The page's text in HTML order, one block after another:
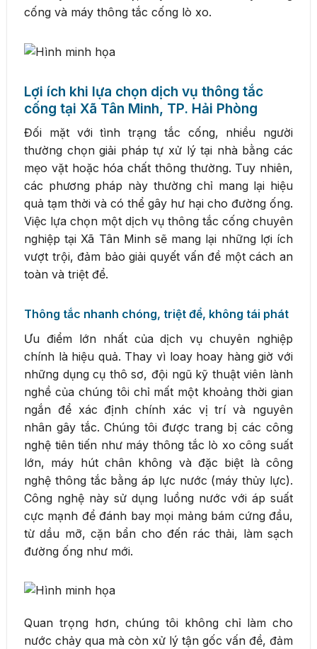
cống và máy thông tắc cống lò xo.
Lợi ích khi lựa chọn dịch vụ thông tắc
cống tại Xã Tân Minh, TP. Hải Phòng
Đối mặt với tình trạng tắc cống, nhiều người
thường chọn giải pháp tự xử lý tại nhà bằng các
mẹo vặt hoặc hóa chất thông thường. Tuy nhiên,
các phương pháp này thường chỉ mang lại hiệu
quả tạm thời và có thể gây hư hại cho đường ống.
Việc lựa chọn một dịch vụ thông tắc cống chuyên
nghiệp tại Xã Tân Minh sẽ mang lại những lợi ích
vượt trội, đảm bảo giải quyết vấn đề một cách an
toàn và triệt để.
Thông tắc nhanh chóng, triệt để, không tái phát
Ưu điểm lớn nhất của dịch vụ chuyên nghiệp
chính là hiệu quả. Thay vì loay hoay hàng giờ với
những dụng cụ thô sơ, đội ngũ kỹ thuật viên lành
nghề của chúng tôi chỉ mất một khoảng thời gian
ngắn để xác định chính xác vị trí và nguyên
nhân gây tắc. Chúng tôi được trang bị các công
nghệ tiên tiến như máy thông tắc lò xo công suất
lớn, máy hút chân không và đặc biệt là công
nghệ thông tắc bằng áp lực nước (máy thủy lực).
Công nghệ này sử dụng luồng nước với áp suất
cực mạnh để đánh bay mọi mảng bám cứng đầu,
từ dầu mỡ, cặn bẩn cho đến rác thải, làm sạch
đường ống như mới.
Quan trọng hơn, chúng tôi không chỉ làm cho
nước chảy qua mà còn xử lý tận gốc vấn đề, đảm